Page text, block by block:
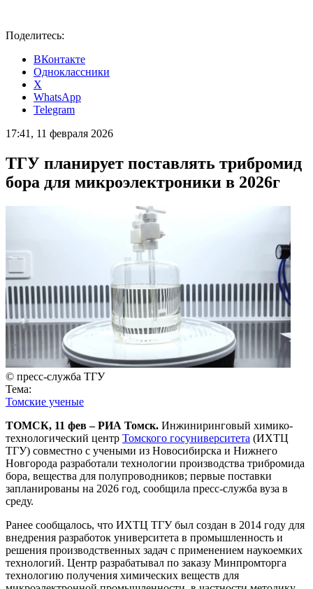
Поделитесь:
ВКонтакте
Одноклассники
X
WhatsApp
Telegram
17:41, 11 февраля 2026
ТГУ планирует поставлять трибромид
бора для микроэлектроники в 2026г
© пресс-служба ТГУ
Тема:
Томские ученые
ТОМСК, 11 фев – РИА Томск. Инжиниринговый химико-
технологический центр Томского госуниверситета (ИХТЦ
ТГУ) совместно с учеными из Новосибирска и Нижнего
Новгорода разработали технологии производства трибромида
бора, вещества для полупроводников; первые поставки
запланированы на 2026 год, сообщила пресс-служба вуза в
среду.
Ранее сообщалось, что ИХТЦ ТГУ был создан в 2014 году для
внедрения разработок университета в промышленность и
решения производственных задач с применением наукоемких
технологий. Центр разрабатывал по заказу Минпромторга
технологию получения химических веществ для